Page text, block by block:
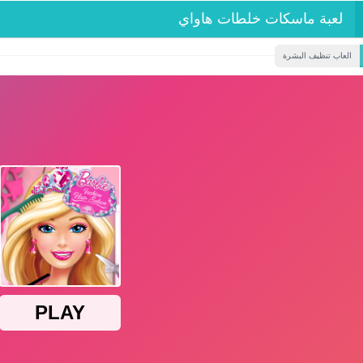
لعبة ماسكات خلطات هاواي
العاب تنظيف البشرة